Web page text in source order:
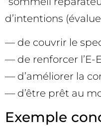
d’intentions
— de couvrir le
— de renforcer l’E-
— d’améliorer la
— d’être prêt au
Exemple